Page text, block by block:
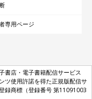
専用ページ
書店・電子書籍配信サービス
ツ使用許諾を得た正規版配信サ
録商標（登録番号 第11091003